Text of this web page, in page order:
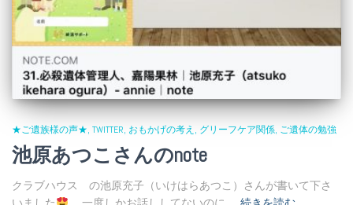
★ご遺族様の声★ TWITTER おもかげの考え グリーフケア関係 ご遺体の勉強
池原あつこさんのnote
クラブハウス の池原充子（いけはらあつこ）さんが書いて下さ